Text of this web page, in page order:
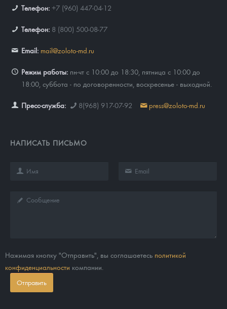
Телефон: +7 (960) 447-04-12
Телефон: 8 (800) 500-08-77
Email: mail@zoloto-md.ru
Режим работы: пн-чт с 10:00 до 18:30, пятница с 10:00 до
18:00, суббота - по договоренности, воскресенье - выходной.
Пресс-служба: 8(968) 917-07-92 press@zoloto-md.ru
НАПИСАТЬ ПИСЬМО
Нажимая кнопку "Отправить", вы соглашаетесь политикой
конфиденциальности компании.
Отправить